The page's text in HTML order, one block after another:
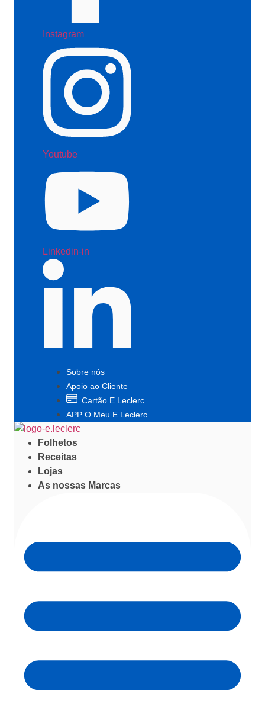
Instagram
Youtube
Linkedin-in
Sobre nós
Apoio ao Cliente
Cartão E.Leclerc
APP O Meu E.Leclerc
Folhetos
Receitas
Lojas
As nossas Marcas